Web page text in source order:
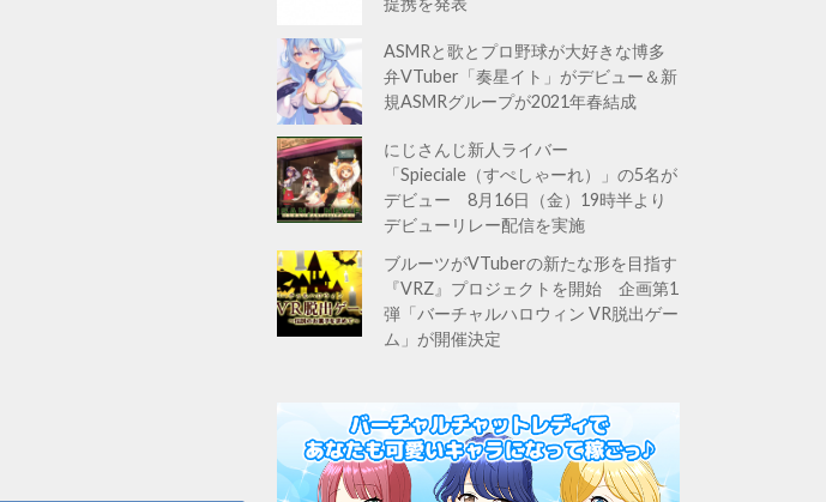
ASMRと歌とプロ野球が大好きな博多
弁VTuber「奏星イト」がデビュー＆新
規ASMRグループが2021年春結成
にじさんじ新人ライバー
「Spieciale（すぺしゃーれ）」の5名が
デビュー 8月16日（金）19時半より
デビューリレー配信を実施
ブルーツがVTuberの新たな形を目指す
『VRZ』プロジェクトを開始 企画第1
弾「バーチャルハロウィン VR脱出ゲー
ム」が開催決定